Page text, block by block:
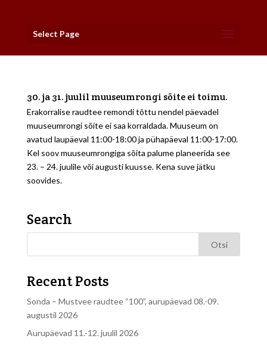
Select Page
30. ja 31. juulil muuseumrongi sõite ei toimu.
Erakorralise raudtee remondi tõttu nendel päevadel
muuseumrongi sõite ei saa korraldada. Muuseum on
avatud laupäeval 11:00-18:00 ja pühapäeval 11:00-17:00.
Kel soov muuseumrongiga sõita palume planeerida see
23. – 24. juulile või augusti kuusse. Kena suve jätku
soovides.
Search
Recent Posts
Sonda – Mustvee raudtee “100”, aurupäevad 08.-09.
augustil 2026
Aurupäevad 11.-12. juulil 2026